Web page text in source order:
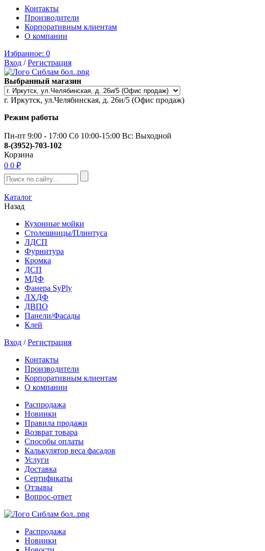
Контакты
Производители
Корпоративным клиентам
О компании
Избранное: 0
Вход /Регистрация
Выбранный магазин
г. Иркутск, ул.Челябинская, д. 26и/5 (Офис продаж)
Режим работы
Пн-пт 9:00 - 17:00 Сб 10:00-15:00 Вс: Выходной
8-(3952)-703-102
Корзина
0 0 ₽
Каталог
Назад
Кухонные мойки
Столешницы/Плинтуса
ЛДСП
Фурнитура
Кромка
ДСП
МДФ
Фанера SyPly
ЛХДФ
ДВПО
Панели/Фасады
Клей
Вход /Регистрация
Контакты
Производители
Корпоративным клиентам
О компании
Распродажа
Новинки
Правила продажи
Возврат товара
Способы оплаты
Калькулятор веса фасадов
Услуги
Доставка
Сертификаты
Отзывы
Вопрос-ответ
Распродажа
Новинки